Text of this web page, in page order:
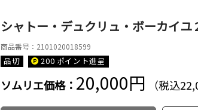
シャトー・デュクリュ・ボーカイ
商品番号：2101020018599
品切 200 ポイント進呈
ソムリエ価格： 20,000円 （税込